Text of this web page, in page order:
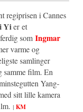
regiprisen i Cannes
Yier et
som Ingmar
varme og
samlinger
samme film. En
Yang-
sitt lille kamera
| KM